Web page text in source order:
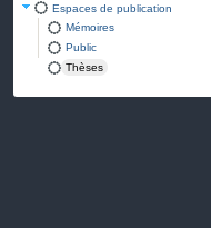
Espaces de publication
Mémoires
Public
Thèses